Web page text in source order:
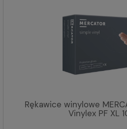
Rękawice winylowe
Vinylex PF XL